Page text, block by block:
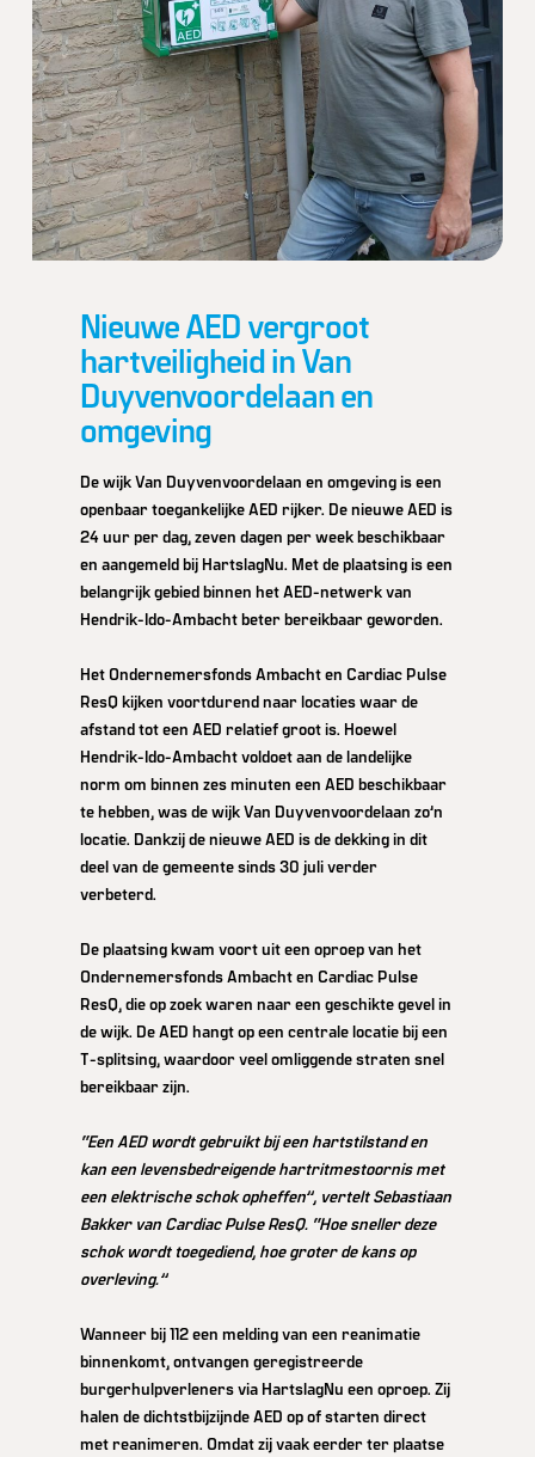
Nieuwe AED vergroot
hartveiligheid in Van
Duyvenvoordelaan en
omgeving
De wijk Van Duyvenvoordelaan en omgeving is een
openbaar toegankelijke AED rijker. De nieuwe AED is
24 uur per dag, zeven dagen per week beschikbaar
en aangemeld bij HartslagNu. Met de plaatsing is een
belangrijk gebied binnen het AED-netwerk van
Hendrik-Ido-Ambacht beter bereikbaar geworden.
Het Ondernemersfonds Ambacht en Cardiac Pulse
ResQ kijken voortdurend naar locaties waar de
afstand tot een AED relatief groot is. Hoewel
Hendrik-Ido-Ambacht voldoet aan de landelijke
norm om binnen zes minuten een AED beschikbaar
te hebben, was de wijk Van Duyvenvoordelaan zo’n
locatie. Dankzij de nieuwe AED is de dekking in dit
deel van de gemeente sinds 30 juli verder
verbeterd.
De plaatsing kwam voort uit een oproep van het
Ondernemersfonds Ambacht en Cardiac Pulse
ResQ, die op zoek waren naar een geschikte gevel in
de wijk. De AED hangt op een centrale locatie bij een
T-splitsing, waardoor veel omliggende straten snel
bereikbaar zijn.
“Een AED wordt gebruikt bij een hartstilstand en
kan een levensbedreigende hartritmestoornis met
een elektrische schok opheffen”, vertelt Sebastiaan
Bakker van Cardiac Pulse ResQ. “Hoe sneller deze
schok wordt toegediend, hoe groter de kans op
overleving.”
Wanneer bij 112 een melding van een reanimatie
binnenkomt, ontvangen geregistreerde
burgerhulpverleners via HartslagNu een oproep. Zij
halen de dichtstbijzijnde AED op of starten direct
met reanimeren. Omdat zij vaak eerder ter plaatse